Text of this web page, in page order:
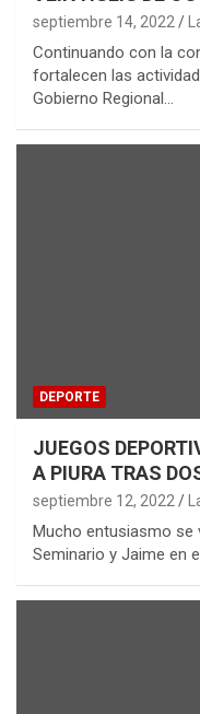
septiembre 14, 2022
Continuando con la
fortalecen las
Gobierno Regional…
DEPORTE
JUEGOS
A PIURA TRAS
septiembre 12, 2022
Mucho entusiasmo se
Seminario y Jaime en